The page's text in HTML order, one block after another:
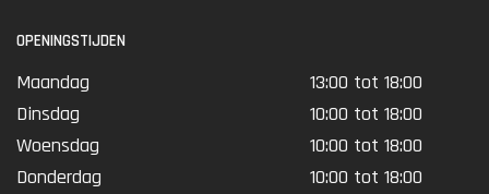
OPENINGSTIJDEN
Maandag
13:00 tot 18:00
Dinsdag
10:00 tot 18:00
Woensdag
10:00 tot 18:00
Donderdag
10:00 tot 18:00